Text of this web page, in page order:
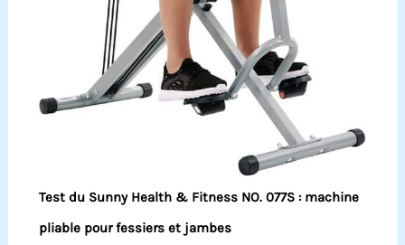
Test du Sunny Health & Fitness NO. 077S : machine
pliable pour fessiers et jambes